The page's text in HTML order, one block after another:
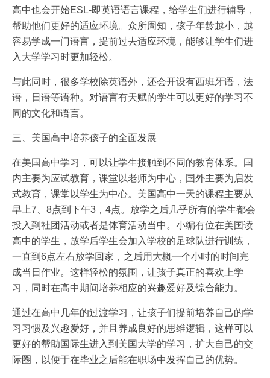
高中也会开始ESL-即英语语言课程，给学生们进行辅导，
帮助他们更好的适应环境。众所周知，孩子年龄越小，越
容易学成一门语言，提前过去适应环境，能够让学生们进
入大学学习时更加轻松。
与此同时，很多学校除英语外，还会开设有西班牙语，法
语，日语等语种。对语言有天赋的学生可以更好的学习不
同的文化和语言。
三、美国高中培养孩子的全面发展
在美国高中学习，可以让学生接触到不同的教育体系。国
内主要为应试教育，课堂以老师为中心，国外主要为启发
式教育，课堂以学生为中心。美国高中一天的课程主要从
早上7、8点到下午3，4点。放学之后几乎所有的学生都会
投入到社团活动或者是体育活动当中。小编有位在美国读
高中的学生，放学后学生会加入学校的足球队进行训练，
一直到6点左右放学回家，之后用大概一个小时的时间完
成当日作业。这样轻松的氛围，让孩子真正的喜欢上学
习，同时在高中期间培养相应的兴趣爱好及综合能力。
通过在高中几年的过渡学习，让孩子们提前培养自己的学
习习惯及兴趣爱好，并且养成良好的思维逻辑，这样可以
更好的帮助国际生进入到美国大学的学习，扩大自己的交
际圈，以便于在毕业之后能在职场中发挥自己的优势。